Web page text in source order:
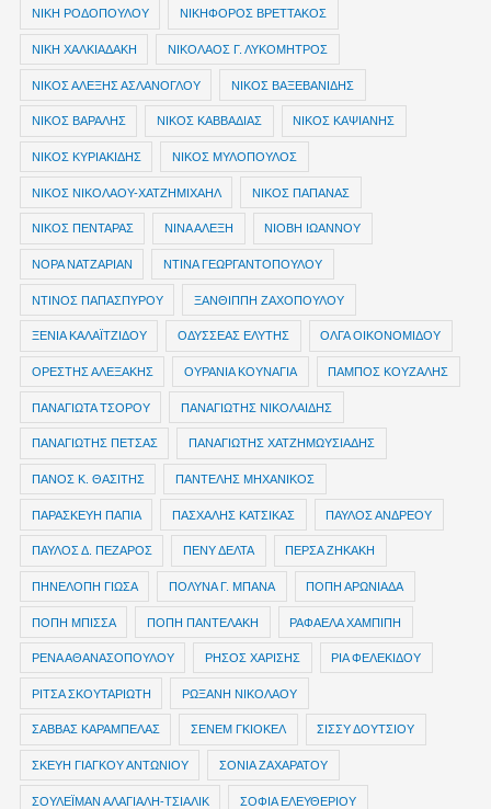
ΝΙΚΗ ΡΟΔΟΠΟΥΛΟΥ ΝΙΚΗΦΟΡΟΣ ΒΡΕΤΤΑΚΟΣ
ΝΙΚΗ ΧΑΛΚΙΑΔΑΚΗ ΝΙΚΟΛΑΟΣ Γ. ΛΥΚΟΜΗΤΡΟΣ
ΝΙΚΟΣ ΑΛΕΞΗΣ ΑΣΛΑΝΟΓΛΟΥ ΝΙΚΟΣ ΒΑΞΕΒΑΝΙΔΗΣ
ΝΙΚΟΣ ΒΑΡΑΛΗΣ ΝΙΚΟΣ ΚΑΒΒΑΔΙΑΣ ΝΙΚΟΣ ΚΑΨΙΑΝΗΣ
ΝΙΚΟΣ ΚΥΡΙΑΚΙΔΗΣ ΝΙΚΟΣ ΜΥΛΟΠΟΥΛΟΣ
ΝΙΚΟΣ ΝΙΚΟΛΑΟΥ-ΧΑΤΖΗΜΙΧΑΗΛ ΝΙΚΟΣ ΠΑΠΑΝΑΣ
ΝΙΚΟΣ ΠΕΝΤΑΡΑΣ ΝΙΝΑ ΑΛΕΞΗ ΝΙΟΒΗ ΙΩΑΝΝΟΥ
ΝΟΡΑ ΝΑΤΖΑΡΙΑΝ ΝΤΙΝΑ ΓΕΩΡΓΑΝΤΟΠΟΥΛΟΥ
ΝΤΙΝΟΣ ΠΑΠΑΣΠΥΡΟΥ ΞΑΝΘΙΠΠΗ ΖΑΧΟΠΟΥΛΟΥ
ΞΕΝΙΑ ΚΑΛΑΪΤΖΙΔΟΥ ΟΔΥΣΣΕΑΣ ΕΛΥΤΗΣ ΟΛΓΑ ΟΙΚΟΝΟΜΙΔΟΥ
ΟΡΕΣΤΗΣ ΑΛΕΞΑΚΗΣ ΟΥΡΑΝΙΑ ΚΟΥΝΑΓΙΑ ΠΑΜΠΟΣ ΚΟΥΖΑΛΗΣ
ΠΑΝΑΓΙΩΤΑ ΤΣΟΡΟΥ ΠΑΝΑΓΙΩΤΗΣ ΝΙΚΟΛΑΙΔΗΣ
ΠΑΝΑΓΙΩΤΗΣ ΠΕΤΣΑΣ ΠΑΝΑΓΙΩΤΗΣ ΧΑΤΖΗΜΩΥΣΙΑΔΗΣ
ΠΑΝΟΣ Κ. ΘΑΣΙΤΗΣ ΠΑΝΤΕΛΗΣ ΜΗΧΑΝΙΚΟΣ
ΠΑΡΑΣΚΕΥΗ ΠΑΠΙΑ ΠΑΣΧΑΛΗΣ ΚΑΤΣΙΚΑΣ ΠΑΥΛΟΣ ΑΝΔΡΕΟΥ
ΠΑΥΛΟΣ Δ. ΠΕΖΑΡΟΣ ΠΕΝΥ ΔΕΛΤΑ ΠΕΡΣΑ ΖΗΚΑΚΗ
ΠΗΝΕΛΟΠΗ ΓΙΩΣΑ ΠΟΛΥΝΑ Γ. ΜΠΑΝΑ ΠΟΠΗ ΑΡΩΝΙΑΔΑ
ΠΟΠΗ ΜΠΙΣΣΑ ΠΟΠΗ ΠΑΝΤΕΛΑΚΗ ΡΑΦΑΕΛΑ ΧΑΜΠΙΠΗ
ΡΕΝΑ ΑΘΑΝΑΣΟΠΟΥΛΟΥ ΡΗΣΟΣ ΧΑΡΙΣΗΣ ΡΙΑ ΦΕΛΕΚΙΔΟΥ
ΡΙΤΣΑ ΣΚΟΥΤΑΡΙΩΤΗ ΡΩΞΑΝΗ ΝΙΚΟΛΑΟΥ
ΣΑΒΒΑΣ ΚΑΡΑΜΠΕΛΑΣ ΣΕΝΕΜ ΓΚΙΟΚΕΛ ΣΙΣΣΥ ΔΟΥΤΣΙΟΥ
ΣΚΕΥΗ ΓΙΑΓΚΟΥ ΑΝΤΩΝΙΟΥ ΣΟΝΙΑ ΖΑΧΑΡΑΤΟΥ
ΣΟΥΛΕΪΜΑΝ ΑΛΑΓΙΑΛΗ-ΤΣΙΑΛΙΚ ΣΟΦΙΑ ΕΛΕΥΘΕΡΙΟΥ